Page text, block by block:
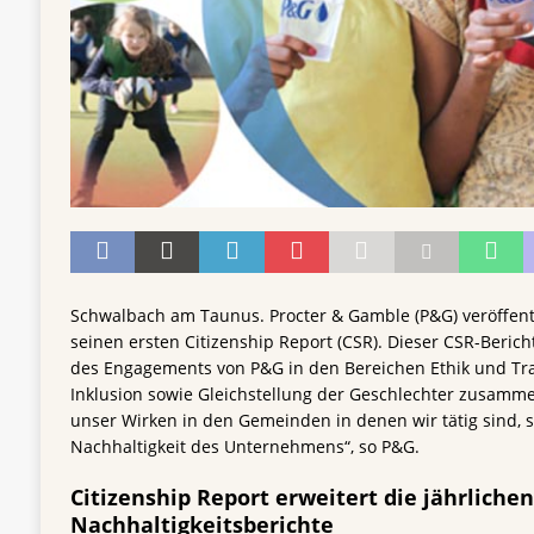
Schwalbach am Taunus. Procter & Gamble (P&G)
seinen ersten Citizenship Report (CSR). Dieser CSR-
des Engagements von P&G in den Bereichen Ethik und
Inklusion sowie Gleichstellung der Geschlechter
unser Wirken in den Gemeinden in denen wir tätig sind,
Nachhaltigkeit des Unternehmens“, so P&G.
Citizenship Report erweitert die jährlichen
Nachhaltigkeitsberichte